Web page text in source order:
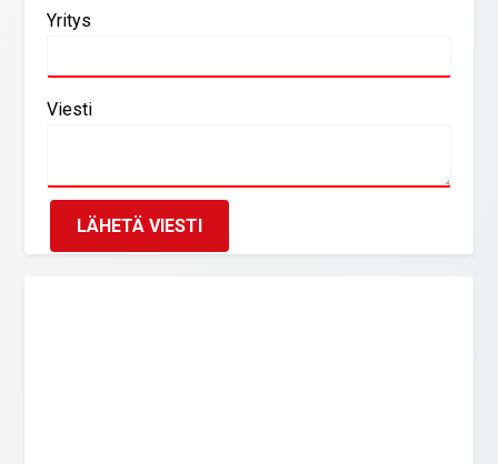
Yritys
Viesti